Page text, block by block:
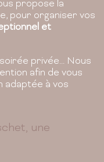
plus
propose la
pour organiser vos
et
privée... Nous
afin de vous
adaptée à vos
une